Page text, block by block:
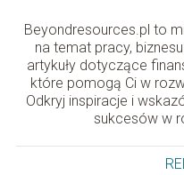
Beyondresources.pl to
na temat pracy,
artykuły dotyczące
które pomogą Ci w
Odkryj inspiracje i
sukcesów w